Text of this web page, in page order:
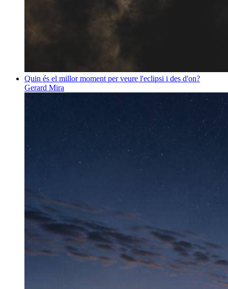
Quin és el millor moment per veure l'eclipsi i des d'on?
Gerard Mira